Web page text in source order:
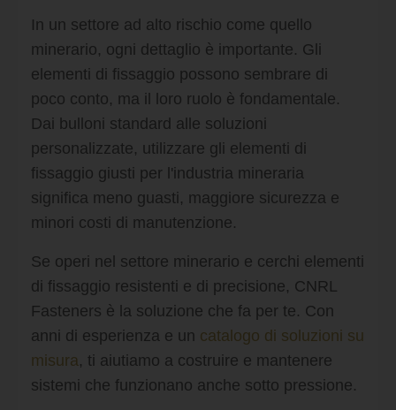
In un settore ad alto rischio come quello
minerario, ogni dettaglio è importante. Gli
elementi di fissaggio possono sembrare di
poco conto, ma il loro ruolo è fondamentale.
Dai bulloni standard alle soluzioni
personalizzate, utilizzare gli elementi di
fissaggio giusti per l'industria mineraria
significa meno guasti, maggiore sicurezza e
minori costi di manutenzione.
Se operi nel settore minerario e cerchi elementi
di fissaggio resistenti e di precisione, CNRL
Fasteners è la soluzione che fa per te. Con
anni di esperienza e un catalogo di soluzioni su
misura, ti aiutiamo a costruire e mantenere
sistemi che funzionano anche sotto pressione.